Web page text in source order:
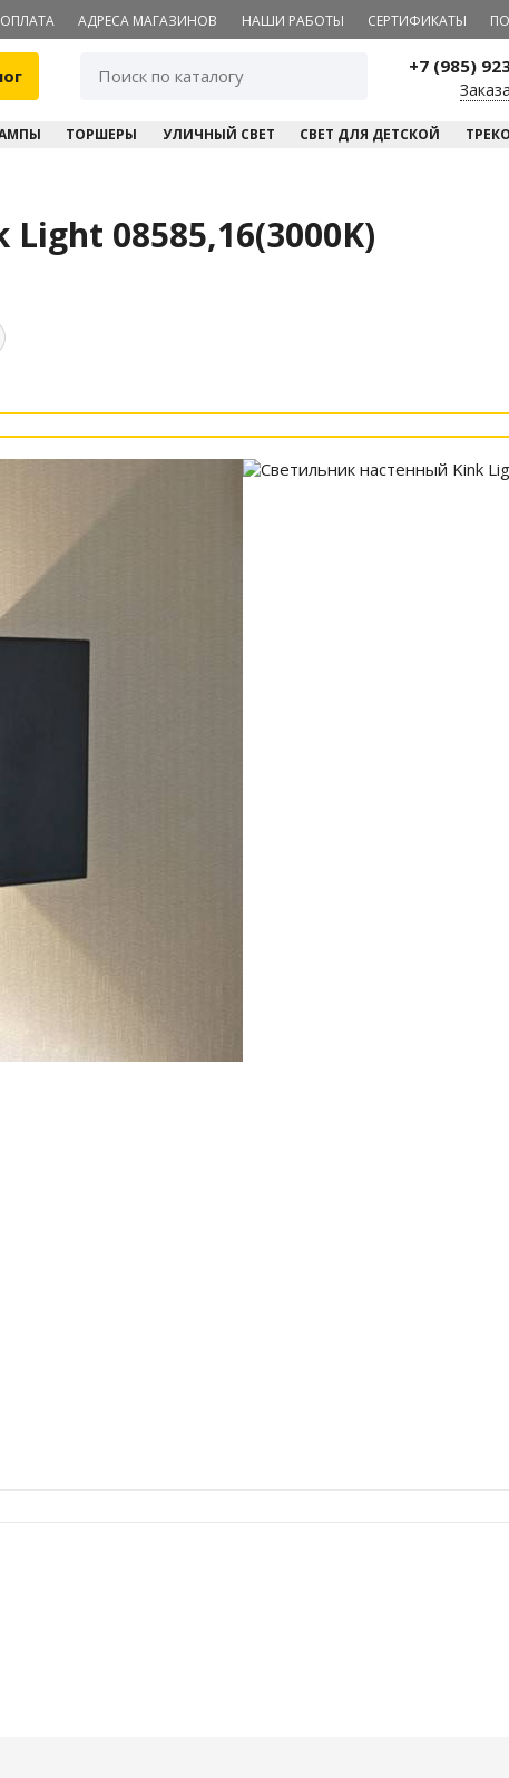
АДРЕСА МАГАЗИНОВ НАШИ РАБОТЫ СЕРТИФИКАТЫ
+7 (985)
ТОРШЕРЫ УЛИЧНЫЙ СВЕТ СВЕТ ДЛЯ ДЕТСКОЙ
08585,16(3000K)